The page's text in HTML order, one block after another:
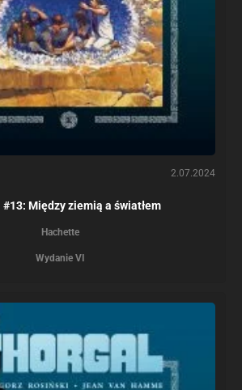
2.07.2024
Między ziemią a światłem
Hachette
Wydanie VI